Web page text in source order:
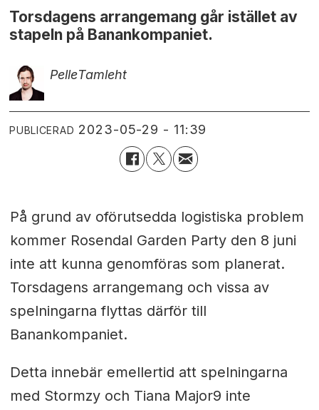
Torsdagens arrangemang går istället av
stapeln på Banankompaniet.
PelleTamleht
PUBLICERAD 2023-05-29 - 11:39
På grund av oförutsedda logistiska problem
kommer Rosendal Garden Party den 8 juni
inte att kunna genomföras som planerat.
Torsdagens arrangemang och vissa av
spelningarna flyttas därför till
Banankompaniet.
Detta innebär emellertid att spelningarna
med Stormzy och Tiana Major9 inte